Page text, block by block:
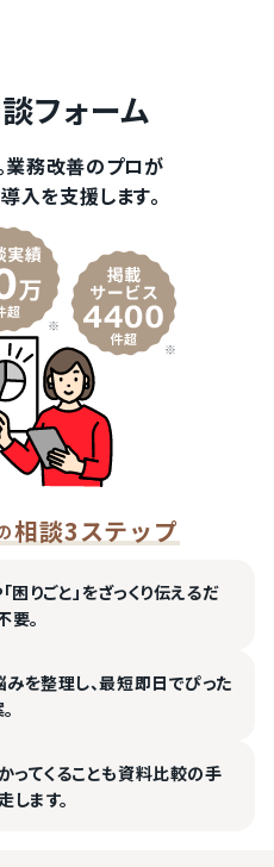
フォーム
業務改善のプロが
入を支援します。
相談3ステップ
困りごと」をざっくり伝えるだ
要。
を整理し、最短即日でぴった
てくることも資料比較の手
します。